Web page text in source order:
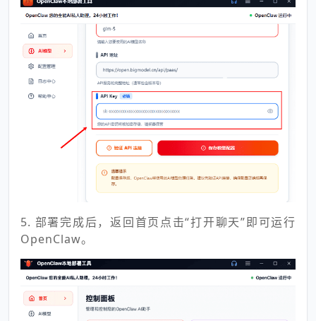
5. 部署完成后，返回首页点击“打开聊天”即可运行
OpenClaw。